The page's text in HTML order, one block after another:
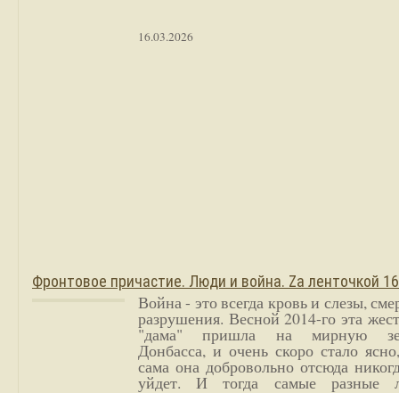
16.03.2026
Фронтовое причастие. Люди и война. Zа ленточкой
Война - это всегда кровь и слезы,
разрушения. Весной 2014-го эта
"дама" пришла на мирную
Донбасса, и очень скоро стало
сама она добровольно отсюда
уйдет. И тогда самые разные